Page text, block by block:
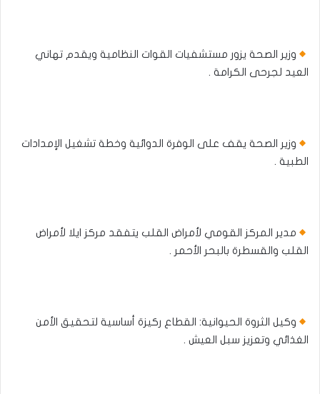
وزير الصحة يزور مستشفيات القوات النظامية ويقدم تهاني
العيد لجرحى الكرامة .
وزير الصحة يقف على الوفرة الدوائية وخطة تشغيل الإمدادات
الطبية .
مدير المركز القومي لأمراض القلب يتفقد مركز ايلا لأمراض
القلب والقسطرة بالبحر الأحمر .
وكيل الثروة الحيوانية: القطاع ركيزة أساسية لتحقيق الأمن
الغذائي وتعزيز سبل العيش .